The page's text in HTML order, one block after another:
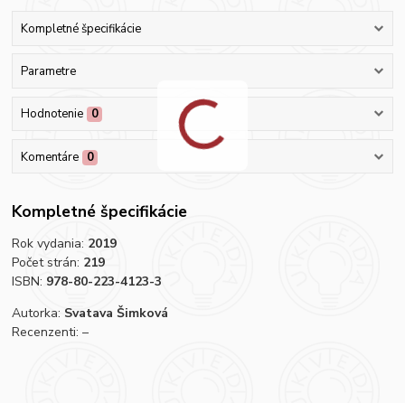
Kompletné špecifikácie
Parametre
Hodnotenie 0
Komentáre 0
Kompletné špecifikácie
Rok vydania: 2019
Počet strán: 219
ISBN: 978-80-223-4123-3
Autorka: Svatava Šimková
Recenzenti: –